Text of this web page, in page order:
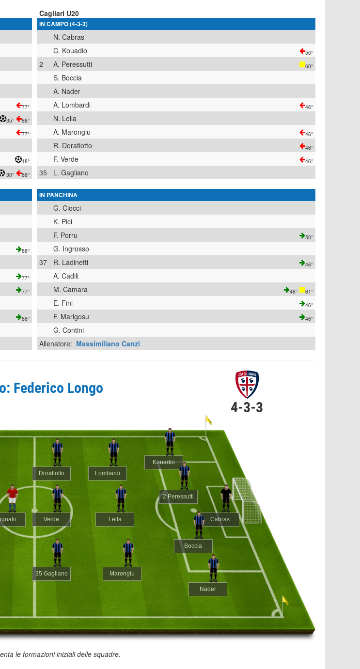
77°
35° 88°
77°
18°
30° 88°
88°
77°
77°
88°
Cagliari U20
IN CAMPO (4-3-3)
N. Cabras
C. Kouadio
50°
2 A. Peressutti 60°
S. Boccia
A. Nader
A. Lombardi
46°
N. Lella
A. Marongiu
46°
R. Doratiotto 46°
F. Verde 46°
35 L. Gagliano
IN PANCHINA
G. Ciocci
K. Pici
F. Porru
50°
G. Ingrosso
37
R. Ladinetti 46°
A. Cadili
M. Camara
46° 61°
E. Fini 46°
F. Marigosu 46°
G. Contini
Allenatore: Massimiliano Canzi
Federico Longo
4-3-3
Cabras
Kouadio
2 Peressutti
Boccia
Nader
Lombardi
Lella
Marongiu
Doratiotto
Verde
35 Gagliano
le formazioni iniziali delle squadre.